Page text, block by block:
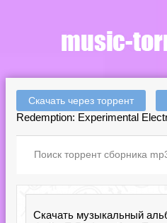
Скачать через торрент
Redemption: Experimental
Скачать музыкальный